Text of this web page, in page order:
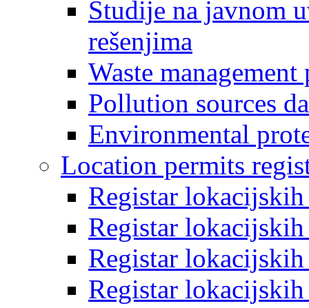
Studije na javnom
rešenjima
Waste management
Pollution sources
Environmental
Location permits
Registar
Registar
Registar
Registar